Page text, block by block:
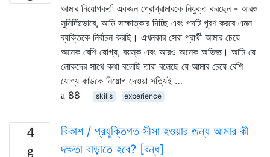
আমার নিয়োগকর্তা একজন প্রোগ্রামারকে নিযুক্ত করছেন - আরও
সুনির্দিষ্টভাবে, আমি সাক্ষাত্কার দিচ্ছি এবং পদটি পূরণ করবে এমন
ব্যক্তিকে নির্বাচন করছি। এখনকার সেরা প্রার্থী আমার চেয়ে
অনেক বেশি যোগ্য, বয়স্ক এবং আরও অনেক অভিজ্ঞ। আমি যে
লোকদের সাথে কথা বলেছি তারা বলেছে যে আমার চেয়ে বেশি
যোগ্য কাউকে নিয়োগ দেওয়া সত্যিই …
88
skills experience
4
বিকাশ / প্রযুক্তিগত সীসা হওয়ার জন্য আমার কী
দক্ষতা বাড়াতে হবে? [বন্ধ]